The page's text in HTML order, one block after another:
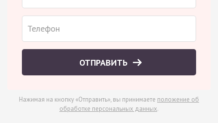
ОТПРАВИТЬ
Нажимая на кнопку «Отправить», вы принимаете положение об
обработке персональных данных.